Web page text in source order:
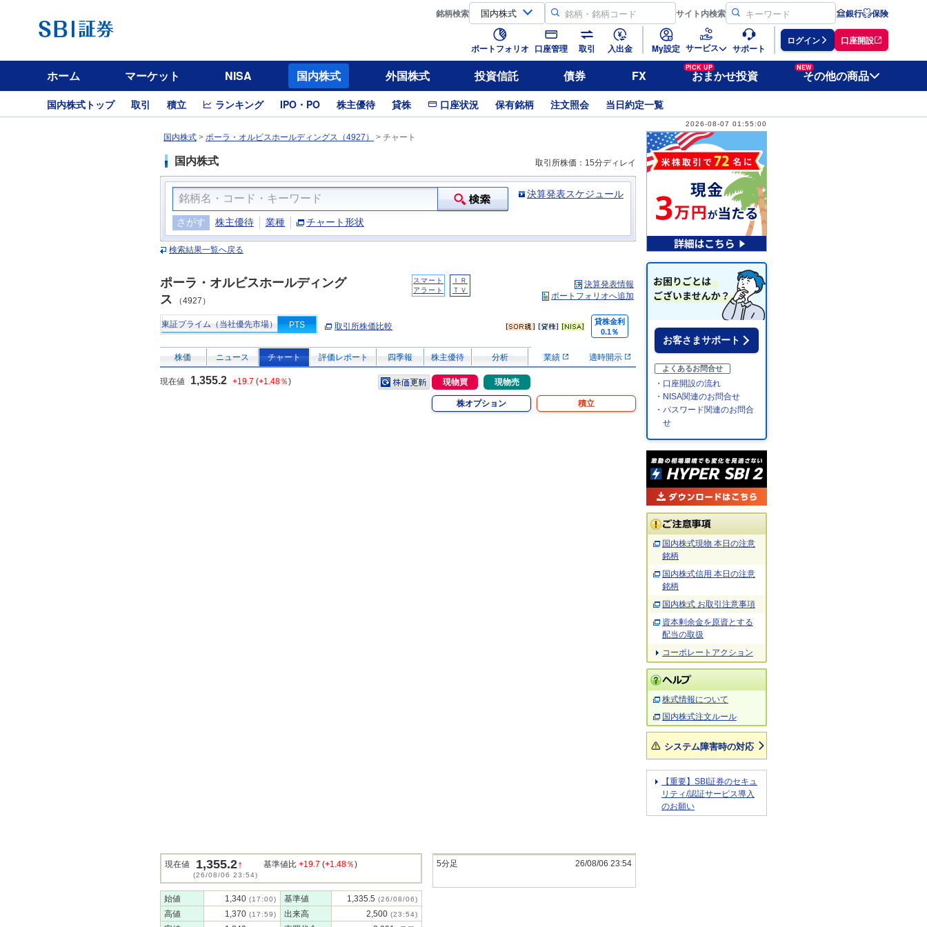
銘柄検索 サイト内検索 銀行 保険
ポートフォリオ 口座管理 取引 入出金 My設定 サービス サポート
ログイン 口座開設
ホーム マーケット NISA 国内株式 外国株式 投資信託 債券 FX
PICK UP
おまかせ投資
NEW
その他の商品
国内株式トップ 取引 積立 ランキング IPO・PO 株主優待 貸株 口座状況 保有銘柄 注文照会 当日約定一覧
2026-08-07 01:55:00
国内株式 > ポーラ・オルビスホールディングス（4927） > チャート
国内株式 取引所株価：15分ディレイ
決算発表スケジュール
さがす 株主優待 業種 チャート形状
検索結果一覧へ戻る
ポーラ・オルビスホールディング
ス （4927）
スマート
アラート
ＩＲ
ＴＶ
決算発表情報
ポートフォリオへ追加
東証プライム（当社優先市場） PTS 取引所株価比較
貸株金利
0.1％
株価 ニュース チャート 評価レポート 四季報 株主優待 分析 業績 適時開示
現在値 1,355.2 +19.7 (+1.48％) 現物買 現物売
株オプション 積立
現在値 1,355.2↑
(26/08/06 23:54)
基準値比 +19.7 (+1.48％)
始値 1,340 (17:00) 基準値 1,335.5 (26/08/06)
高値 1,370 (17:59) 出来高 2,500 (23:54)
5分足 26/08/06 23:54
お客さまサポート
よくあるお問合せ
・口座開設の流れ
・NISA関連のお問合せ
・パスワード関連のお問合
せ
国内株式現物 本日の注意
銘柄
国内株式信用 本日の注意
銘柄
国内株式 お取引注意事項
資本剰余金を原資とする
配当の取扱
コーポレートアクション
株式情報について
国内株式注文ルール
システム障害時の対応
【重要】SBI証券のセキュ
リティ/認証サービス導入
のお願い